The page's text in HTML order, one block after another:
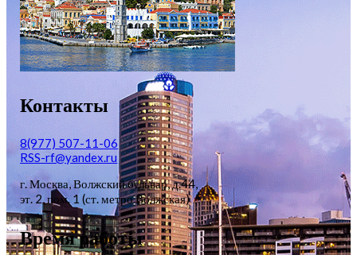
Контакты
8(977) 507-11-06
RSS-rf@yandex.ru
г. Москва, Волжский бульвар, д.44,
эт. 2, пом. 1 (ст. метро Волжская)
Время работы